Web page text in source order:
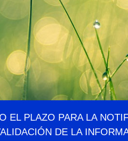
EL PLAZO PARA LA
DE LA